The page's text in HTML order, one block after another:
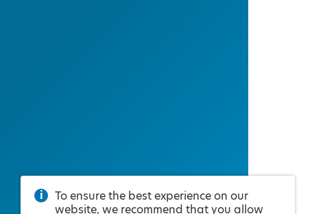
To ensure the best experience on our
website, we recommend that you allow